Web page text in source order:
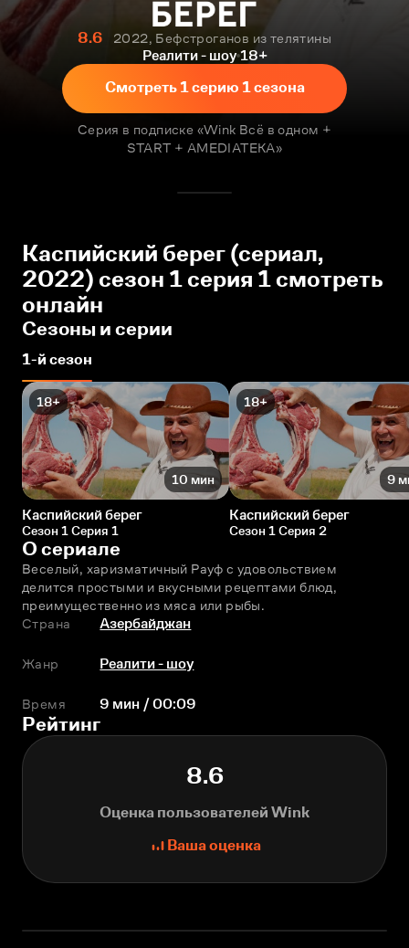
8.6
2022, Бефстроганов из телятины
Реалити - шоу 18+
Смотреть 1 серию 1 сезона
Серия в подписке «Wink Всё в одном +
START + AMEDIATEKA»
Каспийский берег (сериал,
2022) сезон 1 серия 1 смотреть
онлайн
Сезоны и серии
1-й сезон
18+
10 мин
Каспийский берег
Сезон 1 Серия 1
18+
9
Каспийский берег
Сезон 1 Серия 2
О сериале
Веселый, харизматичный Рауф с удовольствием
делится простыми и вкусными рецептами блюд,
преимущественно из мяса или рыбы.
Страна
Азербайджан
Жанр Реалити - шоу
Время 9 мин / 00:09
Рейтинг
8.6
Оценка пользователей Wink
Ваша оценка